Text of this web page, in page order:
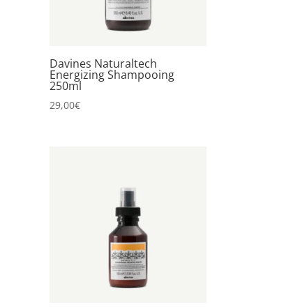
Davines Naturaltech
Energizing Shampooing
250ml
29,00€